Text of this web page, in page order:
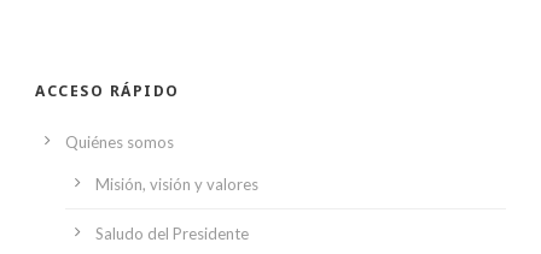
ACCESO RÁPIDO
Quiénes somos
Misión, visión y valores
Saludo del Presidente